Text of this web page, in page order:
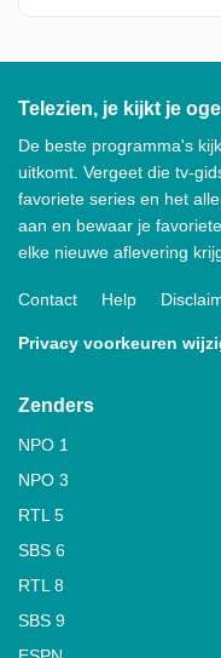
Telezien, je kijkt je
De beste programma's
uitkomt. Vergeet die tv-
favoriete series en het
aan en bewaar je
elke nieuwe aflevering
Contact Help
Privacy voorkeuren
Zenders
NPO 1
NPO 3
RTL 5
SBS 6
RTL 8
SBS 9